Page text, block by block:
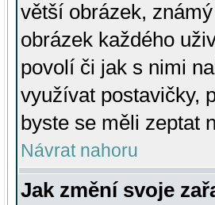
větší obrázek,
obrázek každého
povolí či jak s nimi
využívat postavičky,
byste se měli zeptat
Návrat nahoru
Jak změní svoje